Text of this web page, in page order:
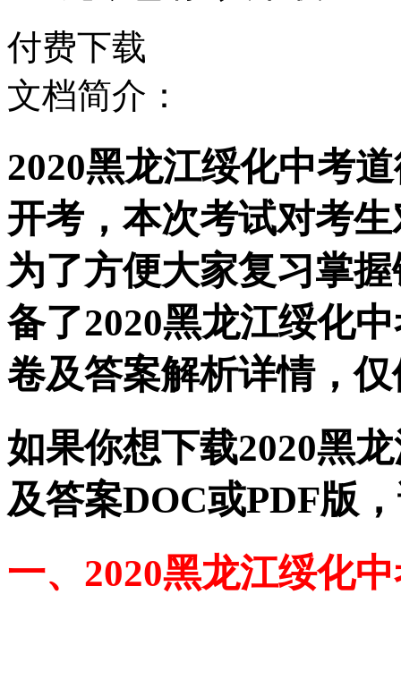
付费下载
文档简介：
2020黑龙江绥化中考
开考，本次考试对考
为了方便大家复习掌
备了2020黑龙江绥化
卷及答案解析详情，
如果你想下载2020黑
及答案DOC或PDF版
一、2020黑龙江绥化